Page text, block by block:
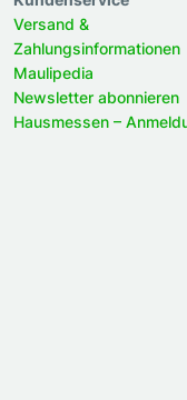
Versand &
Zahlungsinformationen
Maulipedia
Newsletter abonnieren
Hausmessen –